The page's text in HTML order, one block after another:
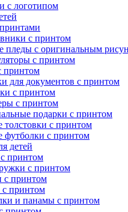
с логотипом
с принтом
пледы с оригинальным
с принтом
принтом
для документов с принтом
с принтом
с принтом
подарки с принтом
толстовки с принтом
футболки с принтом
детей
принтом
с принтом
с принтом
принтом
и панамы с принтом